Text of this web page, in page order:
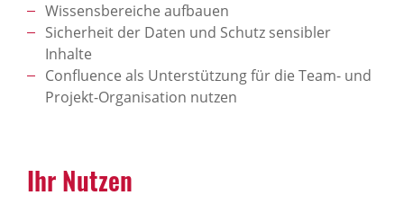
Wissensbereiche aufbauen
Sicherheit der Daten und Schutz sensibler
Inhalte
Confluence als Unterstützung für die Team- und
Projekt-Organisation nutzen
Ihr Nutzen